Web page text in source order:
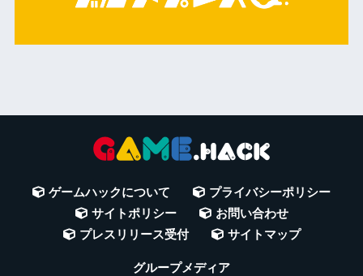
ゲームハックについて
プライバシーポリシー
サイトポリシー
お問い合わせ
プレスリリース受付
サイトマップ
グループメディア